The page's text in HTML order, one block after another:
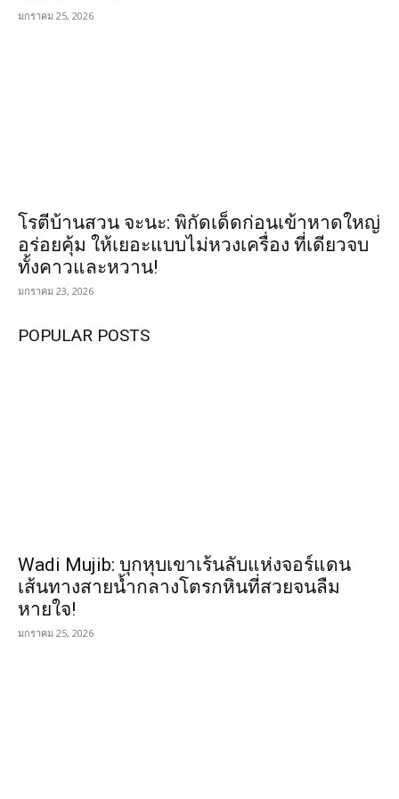
มกราคม 25, 2026
โรตีบ้านสวน จะนะ: พิกัดเด็ดก่อนเข้าหาดใหญ่
อร่อยคุ้ม ให้เยอะแบบไม่หวงเครื่อง ที่เดียวจบ
ทั้งคาวและหวาน!
มกราคม 23, 2026
POPULAR POSTS
Wadi Mujib: บุกหุบเขาเร้นลับแห่งจอร์แดน
เส้นทางสายน้ำกลางโตรกหินที่สวยจนลืม
หายใจ!
มกราคม 25, 2026